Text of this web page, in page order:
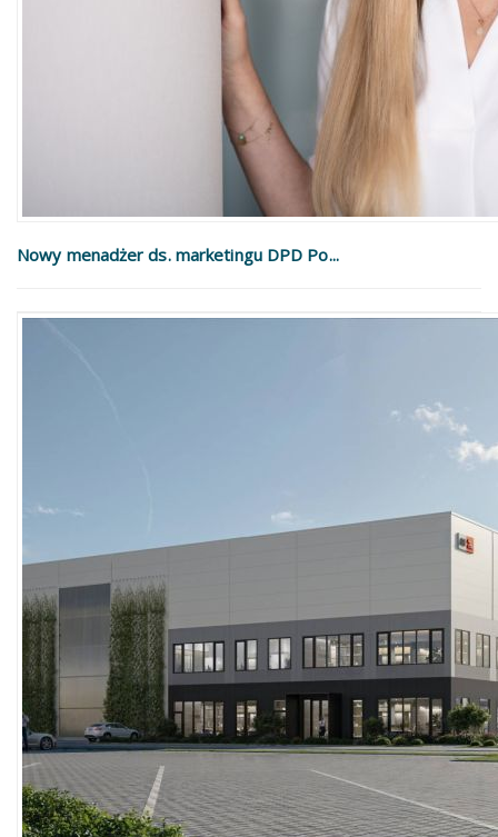
Nowy menadżer ds. marketingu DPD Po...